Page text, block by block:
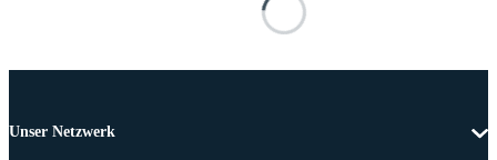
Unser Netzwerk